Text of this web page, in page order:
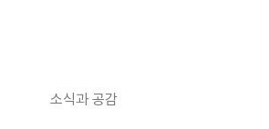
소식과 공감